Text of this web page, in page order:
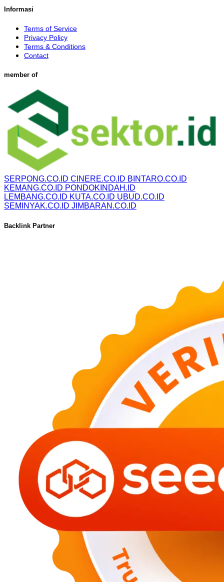
Informasi
Terms of Service
Privacy Policy
Terms & Conditions
Contact
member of
SERPONG.CO.ID CINERE.CO.ID BINTARO.CO.ID
KEMANG.CO.ID PONDOKINDAH.ID
LEMBANG.CO.ID KUTA.CO.ID UBUD.CO.ID
SEMINYAK.CO.ID JIMBARAN.CO.ID
Backlink Partner